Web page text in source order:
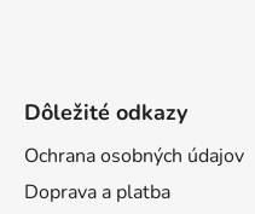
Dôležité odkazy
Ochrana osobných údajov
Doprava a platba